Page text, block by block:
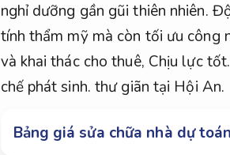
nghỉ dưỡng gần gũi thiên nhiên.
tính thẩm mỹ mà còn tối ưu công
và khai thác cho thuê, Chịu lực tốt.
chế phát sinh. thư giãn tại Hội An.
Bảng giá sửa chữa nhà dự